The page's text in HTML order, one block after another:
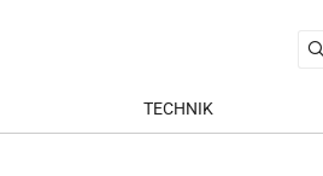
TECHNIK